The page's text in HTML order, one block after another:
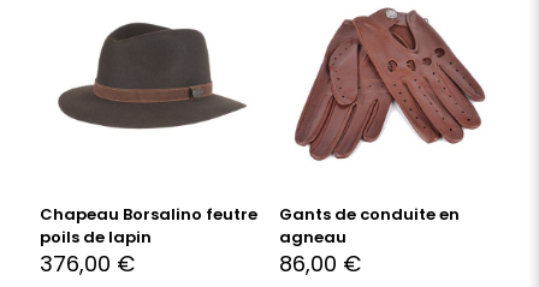
Chapeau Borsalino feutre
poils de lapin
376,00 €
Gants de conduite en
agneau
86,00 €